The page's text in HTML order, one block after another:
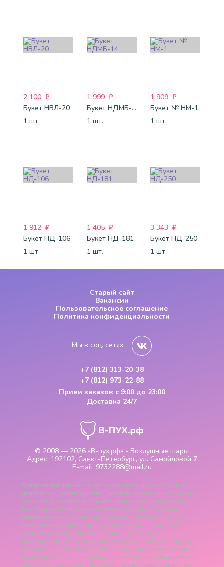
2 100 ₽
Букет НВЛ-20
1 шт.
1 999 ₽
Букет НДМБ-14
1 шт.
1 909 ₽
Букет № НМ-1
1 шт.
1 912 ₽
Букет НД-106
1 шт.
1 405 ₽
Букет НД-181
1 шт.
3 343 ₽
Букет НД-250
1 шт.
© 2008 — 2026 «В-пух.рф» - Воздушные шары
Адрес: 192102, Санкт-Петербург, ул. Самойловой 7
E-mail: 9732288@mail.ru
Старый сайт
Вакансии
Пользовательское соглашение
Политика конфиденциальности
Мы в соц. сетях:
+7 (812) 313-20-38
+7 (812) 973-22-88
Прием заказов с 9:00 до 23:00
Доставка 24/7
Вся представленная на сайте информация о продукции
(параметры, характеристики, цветовые сочетания, а также
стоимость), носит только информационный характер и ни
при каких условиях не является публичной офертой,
определяемой положениями пункта 2 статьи 437 ГК РФ.
Указанные на сайте цены - рекомендованные и могут
отличаться от действительных цен. Все данные,
представленные на сайте, носят сугубо информационный
характер и не являются исчерпывающими. Для получения
более подробной информации необходимо обращаться к